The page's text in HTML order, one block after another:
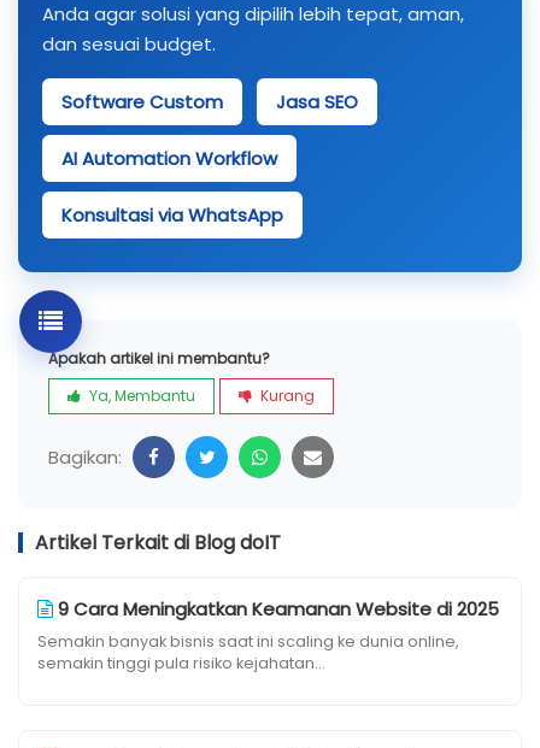
Anda agar solusi yang dipilih lebih tepat, aman,
dan sesuai budget.
Software Custom Jasa SEO
AI Automation Workflow
Konsultasi via WhatsApp
Apakah artikel ini membantu?
Ya, Membantu
Kurang
Bagikan:
Artikel Terkait di Blog doIT
9 Cara Meningkatkan Keamanan Website di 2025
Semakin banyak bisnis saat ini scaling ke dunia online,
semakin tinggi pula risiko kejahatan...